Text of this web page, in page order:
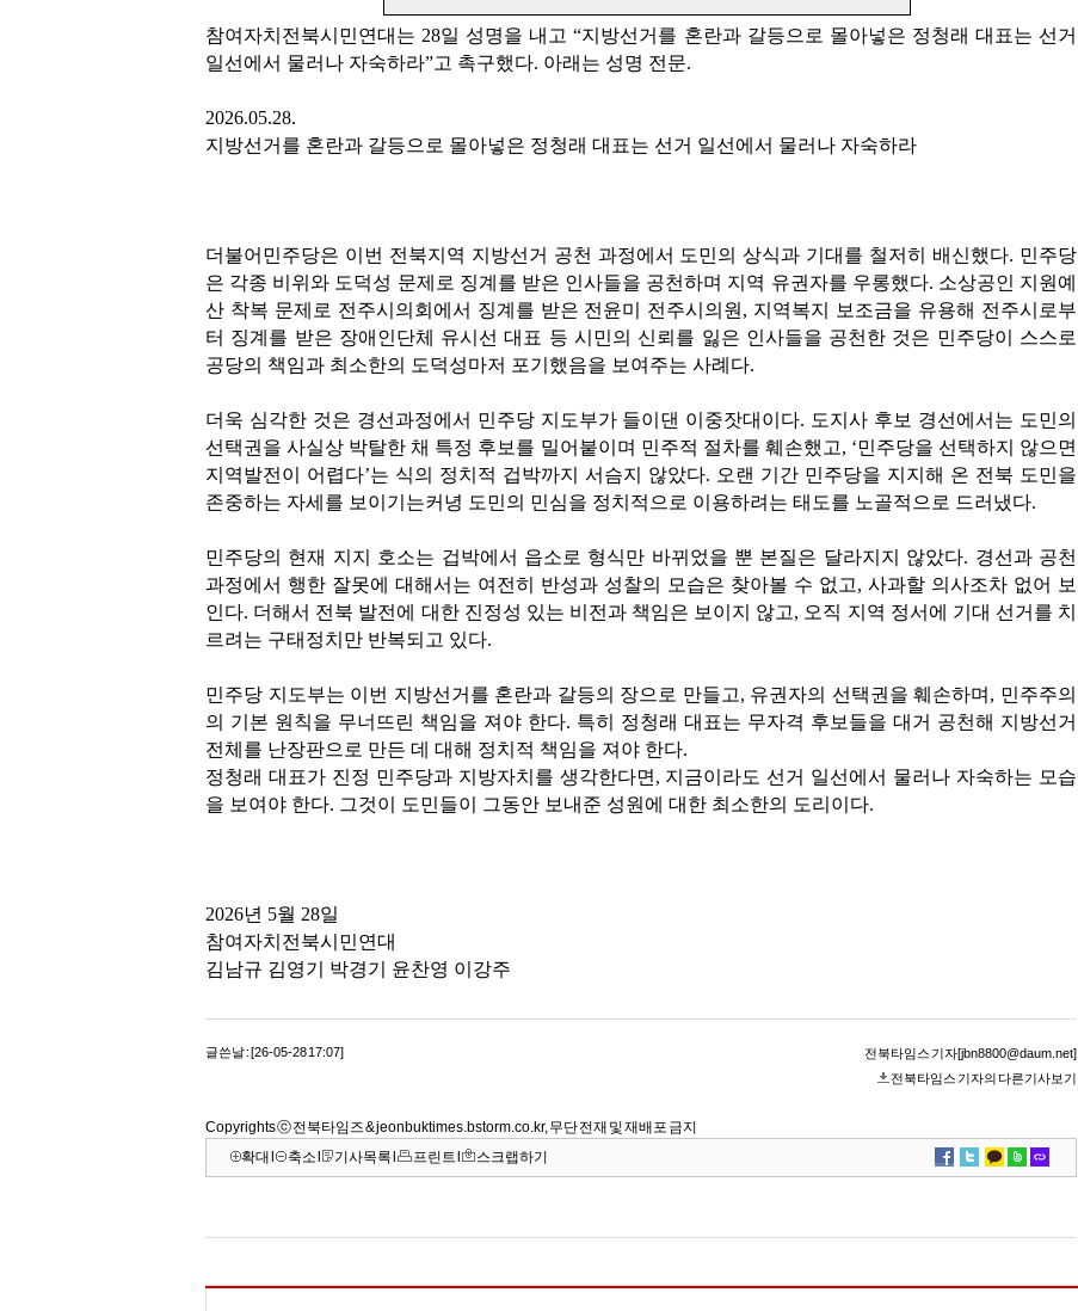
참여자치전북시민연대는 28일 성명을 내고 “지방선거를 혼란과 갈등으로 몰아넣은 정청래 대표는 선거
일선에서 물러나 자숙하라”고 촉구했다. 아래는 성명 전문.
2026.05.28.
지방선거를 혼란과 갈등으로 몰아넣은 정청래 대표는 선거 일선에서 물러나 자숙하라
더불어민주당은 이번 전북지역 지방선거 공천 과정에서 도민의 상식과 기대를 철저히 배신했다. 민주당
은 각종 비위와 도덕성 문제로 징계를 받은 인사들을 공천하며 지역 유권자를 우롱했다. 소상공인 지원예
산 착복 문제로 전주시의회에서 징계를 받은 전윤미 전주시의원, 지역복지 보조금을 유용해 전주시로부
터 징계를 받은 장애인단체 유시선 대표 등 시민의 신뢰를 잃은 인사들을 공천한 것은 민주당이 스스로
공당의 책임과 최소한의 도덕성마저 포기했음을 보여주는 사례다.
더욱 심각한 것은 경선과정에서 민주당 지도부가 들이댄 이중잣대이다. 도지사 후보 경선에서는 도민의
선택권을 사실상 박탈한 채 특정 후보를 밀어붙이며 민주적 절차를 훼손했고, ‘민주당을 선택하지 않으면
지역발전이 어렵다’는 식의 정치적 겁박까지 서슴지 않았다. 오랜 기간 민주당을 지지해 온 전북 도민을
존중하는 자세를 보이기는커녕 도민의 민심을 정치적으로 이용하려는 태도를 노골적으로 드러냈다.
민주당의 현재 지지 호소는 겁박에서 읍소로 형식만 바뀌었을 뿐 본질은 달라지지 않았다. 경선과 공천
과정에서 행한 잘못에 대해서는 여전히 반성과 성찰의 모습은 찾아볼 수 없고, 사과할 의사조차 없어 보
인다. 더해서 전북 발전에 대한 진정성 있는 비전과 책임은 보이지 않고, 오직 지역 정서에 기대 선거를 치
르려는 구태정치만 반복되고 있다.
민주당 지도부는 이번 지방선거를 혼란과 갈등의 장으로 만들고, 유권자의 선택권을 훼손하며, 민주주의
의 기본 원칙을 무너뜨린 책임을 져야 한다. 특히 정청래 대표는 무자격 후보들을 대거 공천해 지방선거
전체를 난장판으로 만든 데 대해 정치적 책임을 져야 한다.
정청래 대표가 진정 민주당과 지방자치를 생각한다면, 지금이라도 선거 일선에서 물러나 자숙하는 모습
을 보여야 한다. 그것이 도민들이 그동안 보내준 성원에 대한 최소한의 도리이다.
2026년 5월 28일
참여자치전북시민연대
김남규 김영기 박경기 윤찬영 이강주
글쓴날 : [26-05-28 17:07]
전북타임스 기자[jbn8800@daum.net]
전북타임스 기자의 다른기사보기
Copyrights ⓒ 전북타임즈 & jeonbuktimes.bstorm.co.kr, 무단 전재 및 재배포 금지
확대
축소 기사목록 프린트 스크랩하기